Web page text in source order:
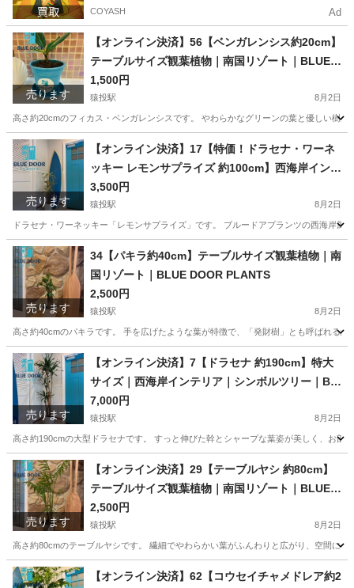
COYASH Ad
売ります
【オンライン決済】56【ベンガレンシス約20cm】
テーブルサイズ観葉植物｜南国リゾート｜BLUE D
OOR PLANTS
1,500円
猿投駅 8月2日
高さ約20cmのフィカス・ベンガレンシスです。 やわらかなグリーンの葉と優しい樹
愛知 豊田市 猿投駅 家庭用品 ベンガレンシス
売ります
【オンライン決済】17【特価！ドラセナ・ワーネ
ッキー レモンサプライズ 約100cm】西海岸インテ
リア｜スクエア鉢｜BLUE DOOR PLANTS
3,500円
猿投駅 8月2日
ドラセナ・ワーネッキー「レモンサプライズ」です。 ブルードアプランツの西海岸
愛知 豊田市 猿投駅 家庭用品 ドラセナ
売ります
34【パキラ約40cm】テーブルサイズ観葉植物｜南
国リゾート｜BLUE DOOR PLANTS
2,500円
猿投駅 8月2日
高さ約40cmのパキラです。 手を広げたような葉が特徴で、「発財樹」とも呼ばれる
愛知 豊田市 猿投駅 家庭用品 観葉植物
売ります
【オンライン決済】7【ドラセナ 約190cm】特大
サイズ｜西海岸インテリア｜シンボルツリー｜BL
UE DOOR PLANTS
7,000円
猿投駅 8月2日
高さ約190cmの大型ドラセナです。 すっと伸びた幹とシャープな葉姿が美しく、お
愛知 豊田市 猿投駅 家庭用品 シンボルツリー
売ります
【オンライン決済】29【テーブルヤシ 約80cm】
テーブルサイズ観葉植物｜南国リゾート｜BLUE D
OOR PLANTS
2,500円
猿投駅 8月2日
高さ約80cmのテーブルヤシです。 繊細でやわらかい葉がふんわりと広がり、空間に
愛知 豊田市 猿投駅 家庭用品 観葉植物
【オンライン決済】62【コウセイチャメドレア約2